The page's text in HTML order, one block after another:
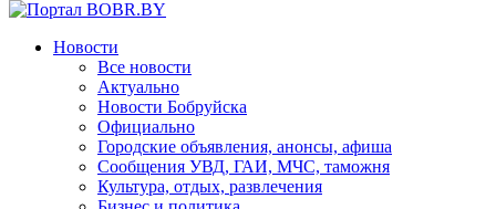
Новости
Все новости
Актуально
Новости Бобруйска
Официально
Городские объявления, анонсы, афиша
Сообщения УВД, ГАИ, МЧС, таможня
Культура, отдых, развлечения